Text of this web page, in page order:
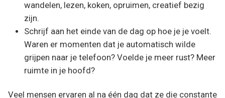
wandelen, lezen, koken, opruimen, creatief bezig
zijn.
Schrijf aan het einde van de dag op hoe je je voelt.
Waren er momenten dat je automatisch wilde
grijpen naar je telefoon? Voelde je meer rust? Meer
ruimte in je hoofd?
Veel mensen ervaren al na één dag dat ze die constante